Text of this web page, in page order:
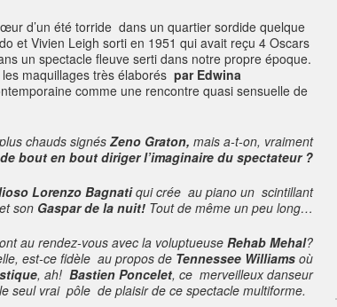
d’un été torride dans un quartier sordide quelque
et Vivien Leigh sorti en 1951 qui avait reçu 4 Oscars
un spectacle fleuve serti dans notre propre époque.
maquillages très élaborés par Edwina
comme une rencontre quasi sensuelle de
chauds signés Zeno Graton, mais a-t-on, vraiment
bout en bout diriger l’imaginaire du spectateur ?
Lorenzo Bagnatiqui crée au piano un scintillant
son Gaspar de la nuit! Tout de même un peu long…
au rendez-vous avec la voluptueuse Rehab Mehal?
est-ce fidèle au propos de Tennessee Williams où
, ah! Bastien Poncelet, ce merveilleux danseur
seul vrai pôle de plaisir de ce spectacle multiforme.